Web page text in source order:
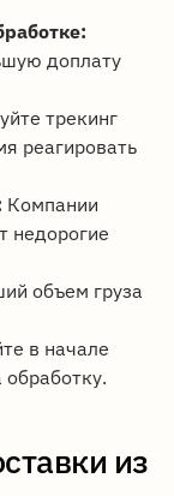
доплату
трекинг
реагировать
Компании
недорогие
объем груза
в начале
из